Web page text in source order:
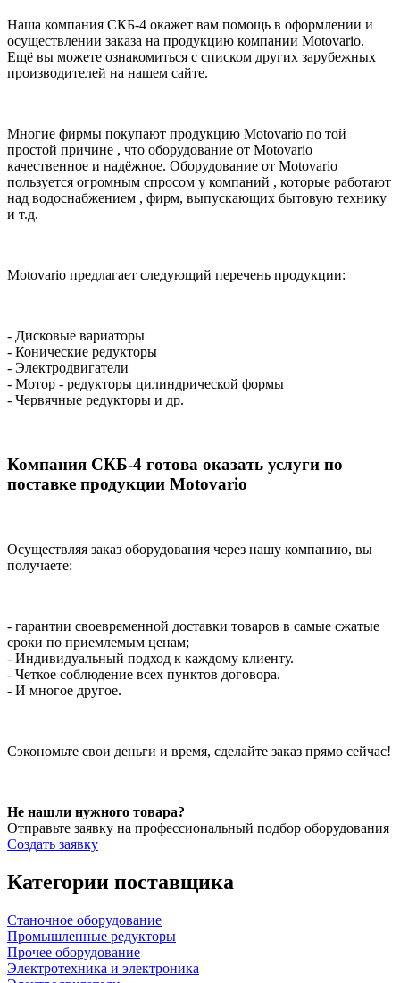
Наша компания СКБ-4 окажет вам помощь в оформлении и
осуществлении заказа на продукцию компании Motovario.
Ещё вы можете ознакомиться с списком других зарубежных
производителей на нашем сайте.
Многие фирмы покупают продукцию Motovario по той
простой причине , что оборудование от Motovario
качественное и надёжное. Оборудование от Motovario
пользуется огромным спросом у компаний , которые работают
над водоснабжением , фирм, выпускающих бытовую технику
и т.д.
Motovario предлагает следующий перечень продукции:
- Дисковые вариаторы
- Конические редукторы
- Электродвигатели
- Мотор - редукторы цилиндрической формы
- Червячные редукторы и др.
Компания СКБ-4 готова оказать услуги по
поставке продукции Motovario
Осуществляя заказ оборудования через нашу компанию, вы
получаете:
- гарантии своевременной доставки товаров в самые сжатые
сроки по приемлемым ценам;
- Индивидуальный подход к каждому клиенту.
- Четкое соблюдение всех пунктов договора.
- И многое другое.
Сэкономьте свои деньги и время, сделайте заказ прямо сейчас!
Не нашли нужного товара?
Отправьте заявку на профессиональный подбор оборудования
Создать заявку
Категории поставщика
Станочное оборудование
Промышленные редукторы
Прочее оборудование
Электротехника и электроника